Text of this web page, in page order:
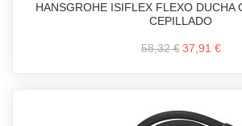
HANSGROHE ISIFLEX FLEXO DUCHA
CEPILLADO
58,32 € 37,91 €